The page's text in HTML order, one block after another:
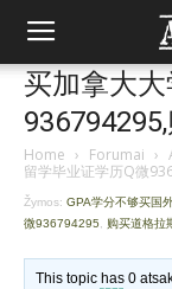
买加拿大
Home › Forumai ›
留学毕业证学历Q微
Žymos: GPA学分不够买国
微936794295
购买道格拉
This topic has 0